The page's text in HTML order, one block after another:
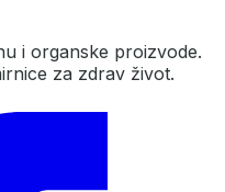
i organske proizvode.
za zdrav život.